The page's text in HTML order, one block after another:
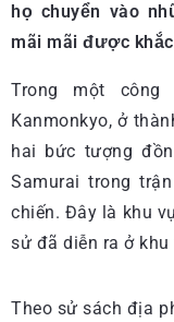
họ chuyển vào
mãi mãi được
Trong một
Kanmonkyo, ở
hai bức tượng
Samurai trong
chiến. Đây là khu
sử đã diễn ra ở
Theo sử sách địa